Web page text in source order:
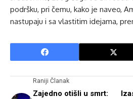
podršku, pri čemu, kako je naveo,
nastupaju i sa vlastitim idejama,
Raniji Članak
Zajedno otišli u smrt: